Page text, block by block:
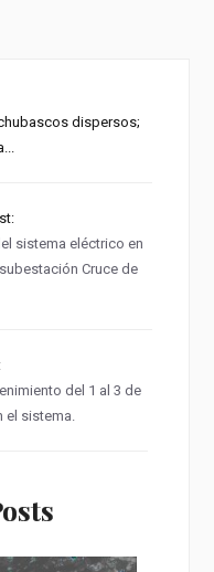
dispersos;
sistema eléctrico en
Cruce de
del 1 al 3 de
el sistema.